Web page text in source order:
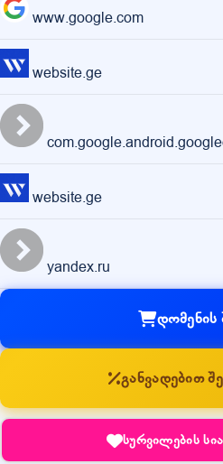
www.google.com
website.ge
website.ge
yandex.ru
დომენის
განვადებით
სურვილების